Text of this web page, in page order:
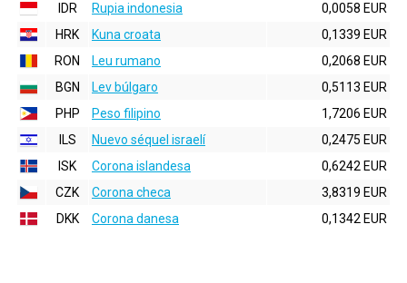
IDR
Rupia indonesia
0,0058 EUR
HRK
Kuna croata
0,1339 EUR
RON
Leu rumano
0,2068 EUR
BGN
Lev búlgaro
0,5113 EUR
PHP
Peso filipino
1,7206 EUR
ILS
Nuevo séquel israelí
0,2475 EUR
ISK
Corona islandesa
0,6242 EUR
CZK
Corona checa
3,8319 EUR
DKK
Corona danesa 0,1342 EUR